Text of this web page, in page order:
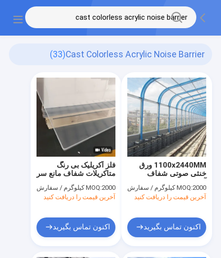
Cast Colorless Acrylic Noise Barrier
(33)
فلز آکریلیک بی رنگ
متاکریلات شفاف مانع سر
MOQ:2000 کیلوگرم / سفارش
آخرین قیمت را دریافت کنید
اکنون تماس بگیرید
1100x2440MM ورق
خنثی صوتی شفاف
آکریلیک ضد صوتی
MOQ:2000 کیلوگرم / سفارش
آخرین قیمت را دریافت کنید
اکنون تماس بگیرید